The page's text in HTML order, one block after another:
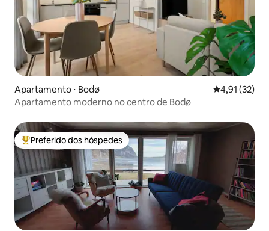
Apartamento ⋅ Bodø 4,91 de uma
4,91 (32)
Apartamento moderno no centro de Bodø
Entre os melhores preferidos dos hóspedes
Preferido dos hóspedes